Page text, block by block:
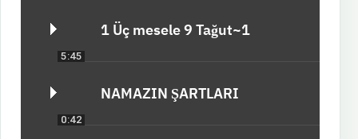
5:45
1 Üç mesele 9 Tağut~1
0:42
NAMAZIN ŞARTLARI